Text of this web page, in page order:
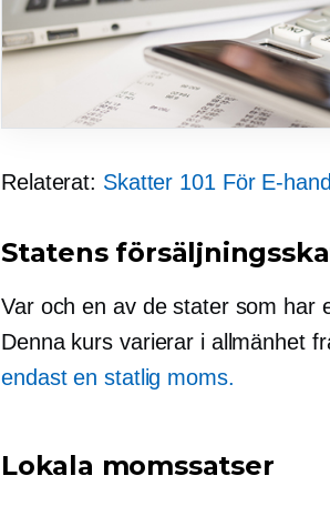
Relaterat: Skatter 101 För E-
Statens
Var och en av de stater som har
Denna kurs varierar i allmänhet
endast en statlig moms.
Lokala momssatser